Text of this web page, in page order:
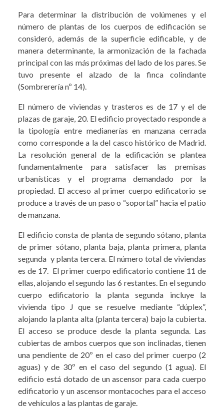
Para determinar la distribución de volúmenes y el
número de plantas de los cuerpos de edificación se
consideró, además de la superficie edificable, y de
manera determinante, la armonización de la fachada
principal con las más próximas del lado de los pares. Se
tuvo presente el alzado de la finca colindante
(Sombrerería nº 14).
El número de viviendas y trasteros es de 17 y el de
plazas de garaje, 20. El edificio proyectado responde a
la tipología entre medianerías en manzana cerrada
como corresponde a la del casco histórico de Madrid.
La resolución general de la edificación se plantea
fundamentalmente para satisfacer las premisas
urbanísticas y el programa demandado por la
propiedad. El acceso al primer cuerpo edificatorio se
produce a través de un paso o “soportal” hacia el patio
de manzana.
El edificio consta de planta de segundo sótano, planta
de primer sótano, planta baja, planta primera, planta
segunda y planta tercera. El número total de viviendas
es de 17. El primer cuerpo edificatorio contiene 11 de
ellas, alojando el segundo las 6 restantes. En el segundo
cuerpo edificatorio la planta segunda incluye la
vivienda tipo J que se resuelve mediante “dúplex”,
alojando la planta alta (planta tercera) bajo la cubierta.
El acceso se produce desde la planta segunda. Las
cubiertas de ambos cuerpos que son inclinadas, tienen
una pendiente de 20º en el caso del primer cuerpo (2
aguas) y de 30º en el caso del segundo (1 agua). El
edificio está dotado de un ascensor para cada cuerpo
edificatorio y un ascensor montacoches para el acceso
de vehículos a las plantas de garaje.